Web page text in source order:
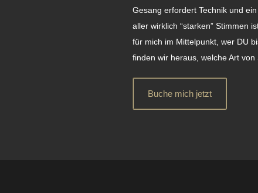
Gesang erfordert Technik und
aller wirklich “starken” Stimmen
für mich im Mittelpunkt, wer DU
finden wir heraus, welche Art
Buche mich jetzt